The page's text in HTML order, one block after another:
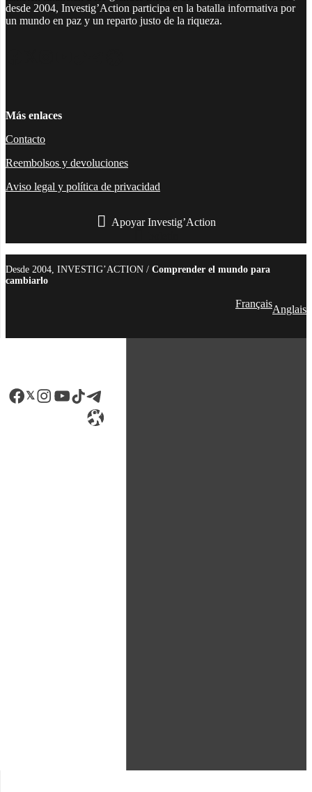
desde 2004, Investig’Action participa en la batalla informativa por
un mundo en paz y un reparto justo de la riqueza.
Más enlaces
Contacto
Reembolsos y devoluciones
Aviso legal y política de privacidad
Apoyar Investig’Action
Desde 2004, INVESTIG’ACTION / Comprender el mundo para
cambiarlo
FrançaisAnglais
Facebook
LinkedIn
Instagram
YouTube
TikTok
Telegram
Enlace